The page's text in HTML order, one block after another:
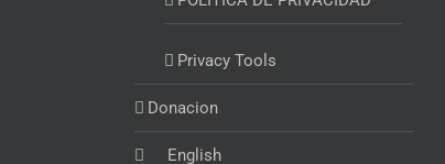
Privacy Tools
Donacion
English